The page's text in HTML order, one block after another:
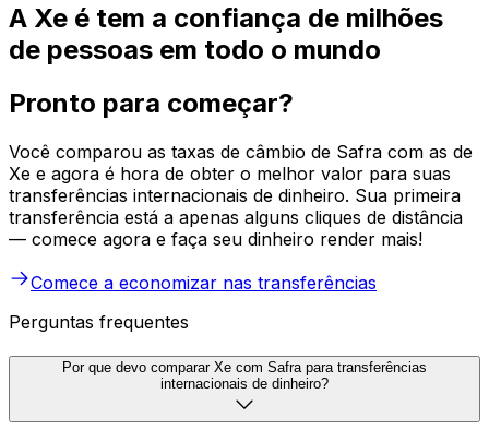
A Xe é tem a confiança de milhões
de pessoas em todo o mundo
Pronto para começar?
Você comparou as taxas de câmbio de Safra com as de
Xe e agora é hora de obter o melhor valor para suas
transferências internacionais de dinheiro. Sua primeira
transferência está a apenas alguns cliques de distância
— comece agora e faça seu dinheiro render mais!
Comece a economizar nas transferências
Perguntas frequentes
Por que devo comparar Xe com Safra para transferências
internacionais de dinheiro?